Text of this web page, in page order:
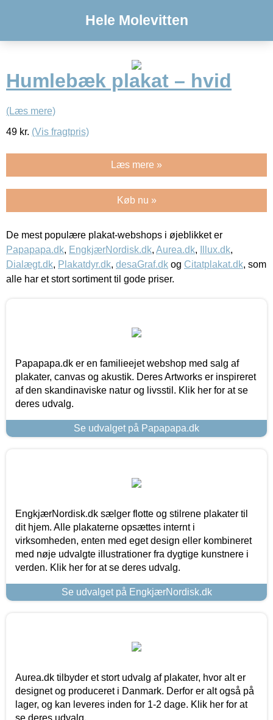
Hele Molevitten
Humlebæk plakat – hvid
(Læs mere)
49 kr. (Vis fragtpris)
Læs mere »
Køb nu »
De mest populære plakat-webshops i øjeblikket er
Papapapa.dk, EngkjærNordisk.dk, Aurea.dk, Illux.dk,
Dialægt.dk, Plakatdyr.dk, desaGraf.dk og Citatplakat.dk, som
alle har et stort sortiment til gode priser.
Papapapa.dk er en familieejet webshop med salg af
plakater, canvas og akustik. Deres Artworks er inspireret
af den skandinaviske natur og livsstil. Klik her for at se
deres udvalg.
Se udvalget på Papapapa.dk
EngkjærNordisk.dk sælger flotte og stilrene plakater til
dit hjem. Alle plakaterne opsættes internt i
virksomheden, enten med eget design eller kombineret
med nøje udvalgte illustrationer fra dygtige kunstnere i
verden. Klik her for at se deres udvalg.
Se udvalget på EngkjærNordisk.dk
Aurea.dk tilbyder et stort udvalg af plakater, hvor alt er
designet og produceret i Danmark. Derfor er alt også på
lager, og kan leveres inden for 1-2 dage. Klik her for at
se deres udvalg.